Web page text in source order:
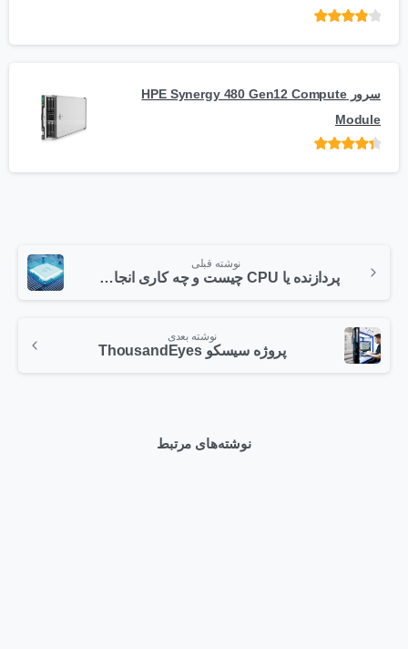
5
سرور HPE Synergy 480 Gen12 Compute
Module
نوشته قبلی
پردازنده یا CPU چیست و چه کاری انجام می دهد
نوشته بعدی
پروژه سیسکو ThousandEyes
نوشته‌های مرتبط